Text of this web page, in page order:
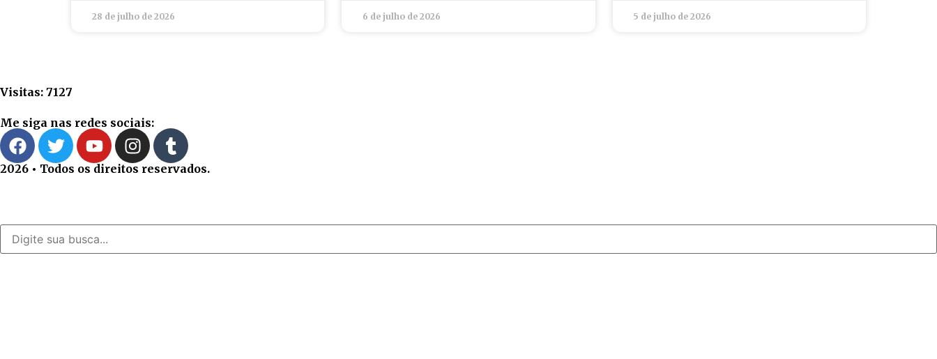
28 de julho de 2026 6 de julho de 2026 5 de julho de 2026
Visitas: 7127
Me siga nas redes sociais:
2026 • Todos os direitos reservados.